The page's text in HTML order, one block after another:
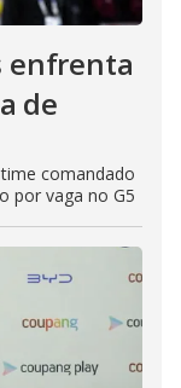
enfrenta
de
comandado
por vaga no G5